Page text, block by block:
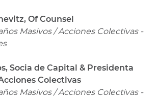
Of Counsel
Masivos / Acciones Colectivas -
Socia de Capital & Presidenta
Colectivas
Masivos / Acciones Colectivas -